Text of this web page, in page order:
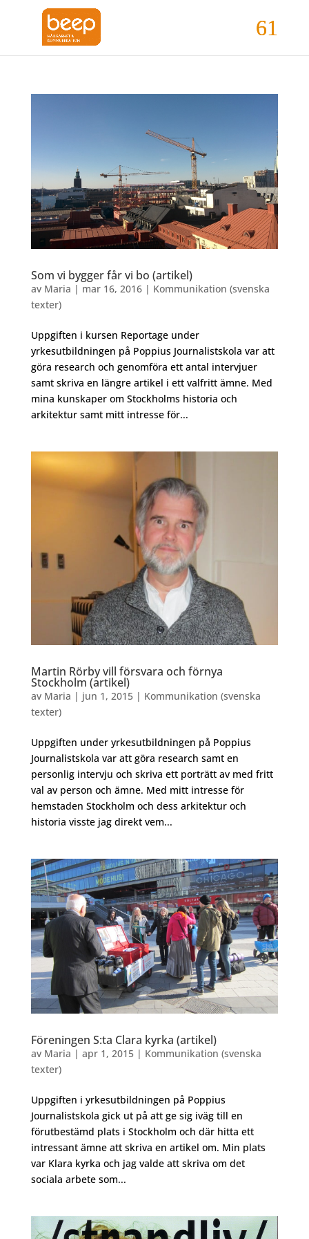
Som vi bygger får vi bo (artikel)
av Maria | mar 16, 2016| Kommunikation (svenska
texter)
Uppgiften i kursen Reportage under
yrkesutbildningen på Poppius Journalistskola var att
göra research och genomföra ett antal intervjuer
samt skriva en längre artikel i ett valfritt ämne. Med
mina kunskaper om Stockholms historia och
arkitektur samt mitt intresse för...
Martin Rörby vill försvara och förnya
Stockholm (artikel)
av Maria | jun 1, 2015| Kommunikation (svenska
texter)
Uppgiften under yrkesutbildningen på Poppius
Journalistskola var att göra research samt en
personlig intervju och skriva ett porträtt av med fritt
val av person och ämne. Med mitt intresse för
hemstaden Stockholm och dess arkitektur och
historia visste jag direkt vem...
Föreningen S:ta Clara kyrka (artikel)
av Maria | apr 1, 2015| Kommunikation (svenska
texter)
Uppgiften i yrkesutbildningen på Poppius
Journalistskola gick ut på att ge sig iväg till en
förutbestämd plats i Stockholm och där hitta ett
intressant ämne att skriva en artikel om. Min plats
var Klara kyrka och jag valde att skriva om det
sociala arbete som...